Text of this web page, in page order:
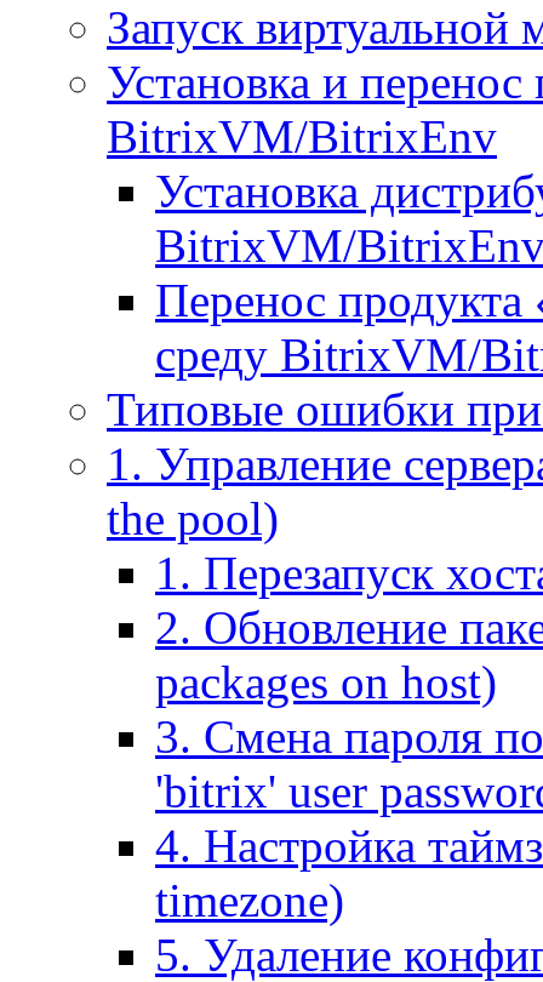
Запуск
Установка и
BitrixVM/BitrixEnv
Установка
BitrixVM/
Перенос
среду BitrixVM/
Типовые ошибки при
1. Управление
the pool)
1. Перезапуск
2. Обновление
packages on host)
3. Смена пароля
'bitrix' user
4. Настройка
timezone)
5. Удаление